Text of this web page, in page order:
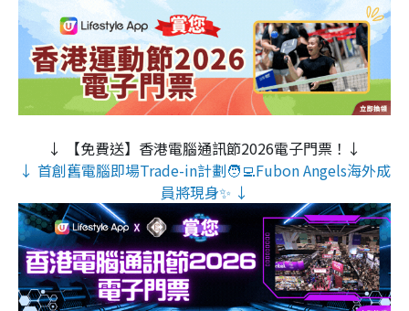
↓ 【免費送】香港電腦通訊節2026電子門票！↓
↓ 首創舊電腦即場Trade-in計劃🧑‍💻Fubon Angels海外成
員將現身✨ ↓